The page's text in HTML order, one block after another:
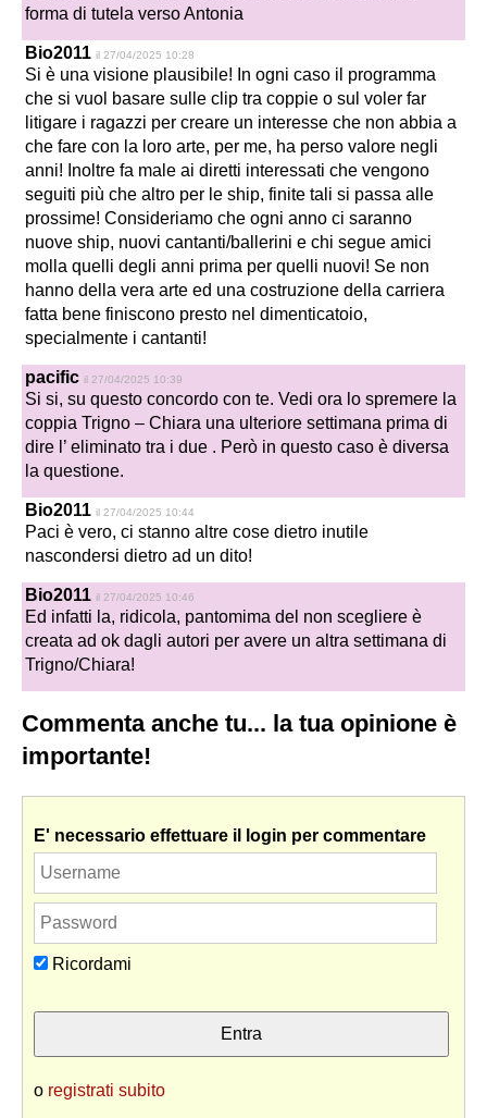
forma di tutela verso Antonia
Bio2011 il 27/04/2025 10:28
Si è una visione plausibile! In ogni caso il programma
che si vuol basare sulle clip tra coppie o sul voler far
litigare i ragazzi per creare un interesse che non abbia a
che fare con la loro arte, per me, ha perso valore negli
anni! Inoltre fa male ai diretti interessati che vengono
seguiti più che altro per le ship, finite tali si passa alle
prossime! Consideriamo che ogni anno ci saranno
nuove ship, nuovi cantanti/ballerini e chi segue amici
molla quelli degli anni prima per quelli nuovi! Se non
hanno della vera arte ed una costruzione della carriera
fatta bene finiscono presto nel dimenticatoio,
specialmente i cantanti!
pacific il 27/04/2025 10:39
Si si, su questo concordo con te. Vedi ora lo spremere la
coppia Trigno – Chiara una ulteriore settimana prima di
dire l’ eliminato tra i due . Però in questo caso è diversa
la questione.
Bio2011 il 27/04/2025 10:44
Paci è vero, ci stanno altre cose dietro inutile
nascondersi dietro ad un dito!
Bio2011 il 27/04/2025 10:46
Ed infatti la, ridicola, pantomima del non scegliere è
creata ad ok dagli autori per avere un altra settimana di
Trigno/Chiara!
Commenta anche tu... la tua opinione è
importante!
E' necessario effettuare il login per commentare
Ricordami
o registrati subito